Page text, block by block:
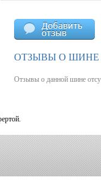
ОТЗЫВЫ О ШИНЕ
Отзывы о данной шине